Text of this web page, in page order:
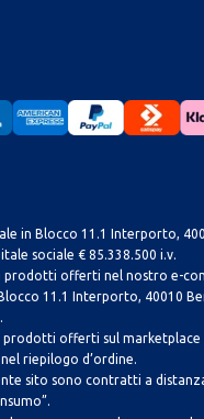
in Blocco 11.1 Interporto,
sociale € 85.338.500 i.v.
offerti nel nostro e-
11.1 Interporto, 40010
prodotti offerti sul
riepilogo d’ordine.
sito sono contratti a